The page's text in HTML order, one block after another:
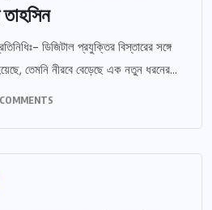
ডিজিটাল প্রযুক্তির বিস্তারের সঙ্গে
তেমনি নীরবে বেড়েছে এক নতুন ধরনের...